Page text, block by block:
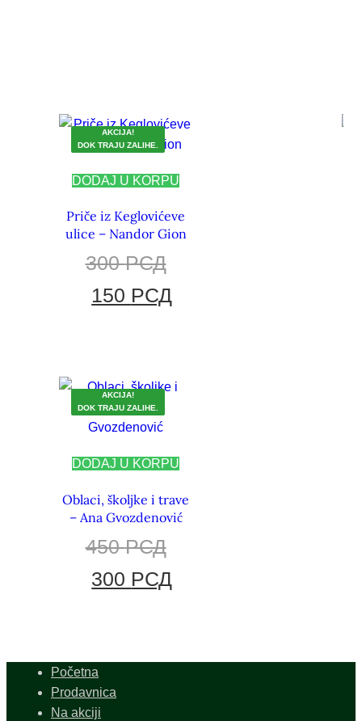
AKCIJA!
DOK TRAJU ZALIHE.
DODAJ U KORPU
Priče iz Keglovićeve
ulice – Nandor Gion
300РСД
150 РСД
AKCIJA!
DOK TRAJU ZALIHE.
DODAJ U KORPU
Oblaci, školjke i trave
– Ana Gvozdenović
450РСД
300 РСД
Početna
Prodavnica
Na akciji